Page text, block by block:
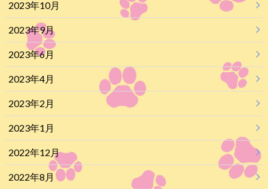
2023年10月
2023年9月
2023年6月
2023年4月
2023年2月
2023年1月
2022年12月
2022年8月